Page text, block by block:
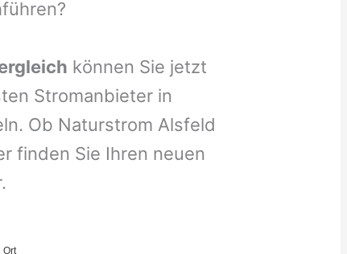
können Sie jetzt
Stromanbieter in
Ob Naturstrom Alsfeld
finden Sie Ihren neuen